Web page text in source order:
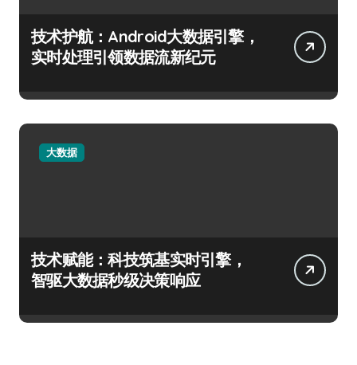
技术护航：Android大数据引擎，
实时处理引领数据流新纪元
大数据
技术赋能：科技筑基实时引擎，
智驱大数据秒级决策响应